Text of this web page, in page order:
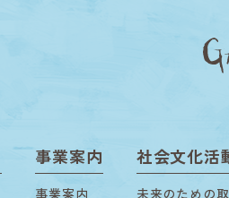
事業案内
事業案内
社会文化活
未来のための